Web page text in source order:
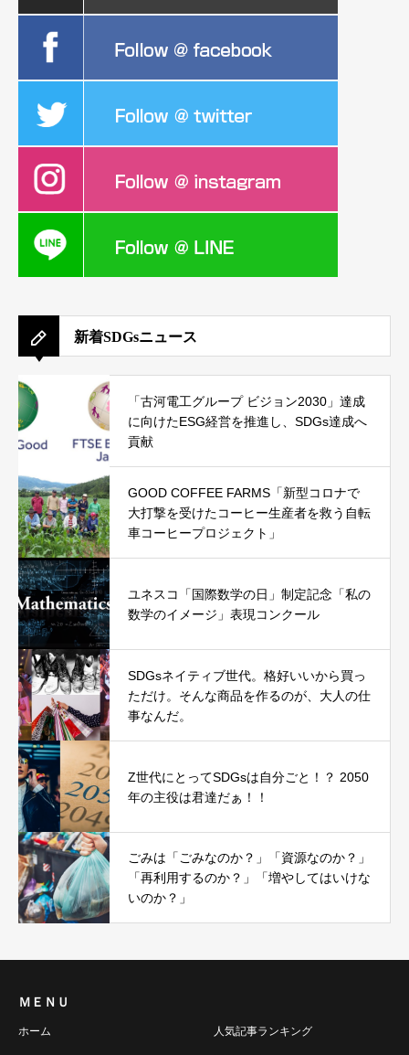
新着SDGsニュース
「古河電工グループ ビジョン2030」達成
に向けたESG経営を推進し、SDGs達成へ
貢献
GOOD COFFEE FARMS「新型コロナで
大打撃を受けたコーヒー生産者を救う自転
車コーヒープロジェクト」
ユネスコ「国際数学の日」制定記念「私の
数学のイメージ」表現コンクール
SDGsネイティブ世代。格好いいから買っ
ただけ。そんな商品を作るのが、大人の仕
事なんだ。
Z世代にとってSDGsは自分ごと！？ 2050
年の主役は君達だぁ！！
ごみは「ごみなのか？」「資源なのか？」
「再利用するのか？」「増やしてはいけな
いのか？」
ＭＥＮＵ
ホーム 人気記事ランキング